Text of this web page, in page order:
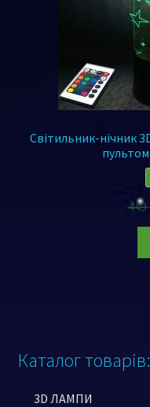
Світильник-нічник
449
Каталог товарів:
3D ЛАМПИ